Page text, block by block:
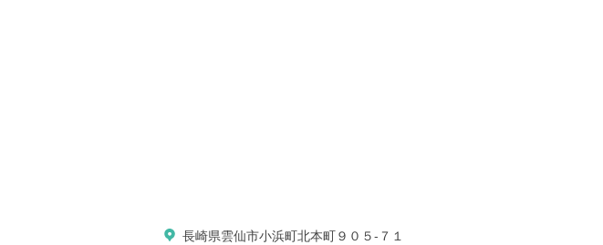
長崎県雲仙市小浜町北本町９０５-７１